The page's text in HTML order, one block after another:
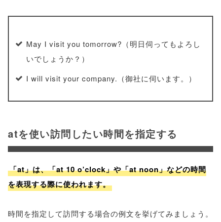
May I visit you tomorrow?（明日伺ってもよろし
いでしょうか？）
I will visit your company.（御社に伺います。）
atを使い訪問したい時間を指定する
「at」は、「at 10 o’clock」や「at noon」などの時間
を表現する際に使われます。
時間を指定して訪問する場合の例文を挙げてみましょう。